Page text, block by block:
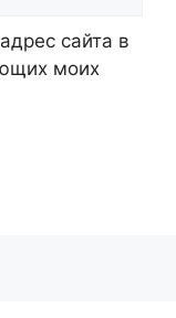
сайта в
моих